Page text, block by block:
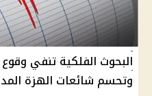
البحوث الفلكية تنفي
وتحسم شائعات الهزة